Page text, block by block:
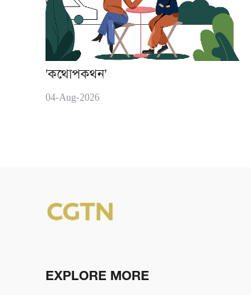
'কথোপকথন'
04-Aug-2026
EXPLORE MORE